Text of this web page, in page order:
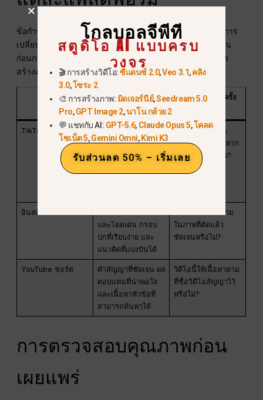
ข้อกำหนดของแพลตฟอร์มและข้อจำกัดของผลิตภัณฑ์อาจมีการ
เปลี่ยนแปลง ดังนั้นโปรดตรวจสอบหน้าจอการเผยแพร่ปัจจุบัน
ก่อนการส่งออก ตารางการตัดสินใจด้านล่างนี้เน้นไปที่วิธีการ
สร้างสรรค์มากกว่าข้อจำกัดที่กำหนดไว้อย่างตายตัว.
พื้นผิว
วิธีการสร้างสรรค์ที่มี
ประโยชน์
การตรวจสอบครั้ง
TikTok
บริบทที่เข้าใจได้
รวดเร็ว, สไตล์การ
เขียนของผู้สร้างที่
ส่วนเปิดเรื่องนี้จะ
เข้าใจได้หรือไม่ หาก
ไม่มีส่วนนำที่ยาว?
อินสตาแกรม รีลส์
และโดดเด่น กรอบ
ปกที่เรียบง่าย และ
แนวคิดที่แบ่งปันได้
หัวข้อและข้อความ
ในภาพที่ตัดแล้ว
ชัดเจนหรือไม่?
YouTube ชอร์ต
คำสัญญาที่ชัดเจน ผล
ตอบแทนที่น่าพอใจ
และเนื้อหาหัวข้อที่
สามารถค้นหาได้
วิดีโอนี้ให้เนื้อหาตาม
ที่ชื่อวิดีโอสัญญาไว้
หรือไม่?
การตรวจสอบคุณภาพก่อน
เผยแพร่
โกลบอลจีพีที
สตูดิโอ AI แบบครบ
วงจร
🎬 การสร้างวิดีโอ:ซีแดนซ์ 2.0,Veo 3.1,คลิง
3.0,โซระ 2
🎨 การสร้างภาพ: มิดเจอร์นีย์,Seedream 5.0
Pro,GPT Image 2,นาโน กล้วย 2
💬 แชทกับ AI: GPT-5.6, Claude Opus 5,โคลด
โซเน็ต 5,Gemini Omni, Kimi K3
รับส่วนลด 50% – เริ่มเลย